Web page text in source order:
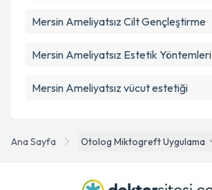
Ana Sayfa Otolog Miktogreft Uygulama
Mersin Ameliyatsız Cilt Gençleştirme
Mersin Ameliyatsız Estetik Yöntemleri
Mersin Ameliyatsız vücut estetiği